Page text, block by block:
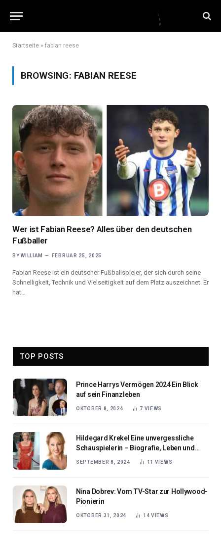
Startseite » fabian reese
BROWSING: FABIAN REESE
Wer ist Fabian Reese? Alles über den deutschen
Fußballer
BY WILLIAM FEBRUAR 25, 2025
Fabian Reese ist ein deutscher Fußballspieler, der sich durch seine
Schnelligkeit, Technik und Vielseitigkeit auf dem Platz auszeichnet. Er
hat…
TOP POSTS
Prince Harrys Vermögen 2024 Ein Blick
auf sein Finanzleben
OKTOBER 8, 2024 7 VIEWS
Hildegard Krekel Eine unvergessliche
Schauspielerin – Biografie, Leben und
SEPTEMBER 8, 2024 11 VIEWS
Nina Dobrev: Vom TV-Star zur Hollywood-
Pionierin
OKTOBER 31, 2024 14VIEWS